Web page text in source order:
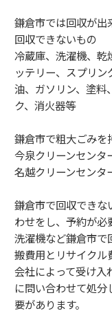
鎌倉市では回収が出
回収できないもの
冷蔵庫、洗濯機、乾
ッテリー、スプリ
油、ガソリン、塗料
ク、消火器等
鎌倉市で粗大ごみを
今泉クリーンセンタ
名越クリーンセンタ
鎌倉市で回収できな
わせをし、予約が必
洗濯機など鎌倉市で
搬費用とリサイクル
会社によって受け入
に問い合わせて処
要があります。